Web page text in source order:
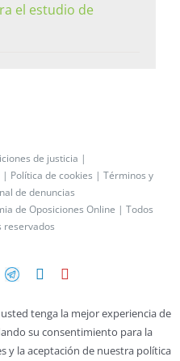
el estudio de
de justicia |
| Política de cookies | Términos y
de denuncias
de Oposiciones Online | Todos
reservados
TelegramLinkedIn
tenga la mejor experiencia de
su consentimiento para la
y la aceptación de nuestra política